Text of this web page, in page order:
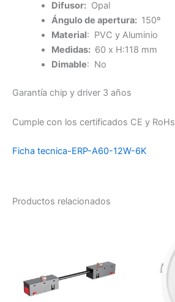
Difusor:Opal
Ángulo de apertura: 150º
Material: PVC y Aluminio
Medidas: 60 x H:118 mm
Dimable: No
Garantía chip y driver 3 años
Cumple con los certificados CE y RoHs
Ficha tecnica-ERP-A60-12W-6K
Productos relacionados